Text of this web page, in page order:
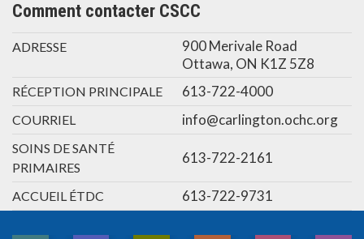
Comment contacter CSCC
ADRESSE
900 Merivale Road
Ottawa, ON K1Z 5Z8
RÉCEPTION PRINCIPALE 613-722-4000
COURRIEL info@carlington.ochc.org
SOINS DE SANTÉ
PRIMAIRES
613-722-2161
ACCUEIL ÉTDC 613-722-9731